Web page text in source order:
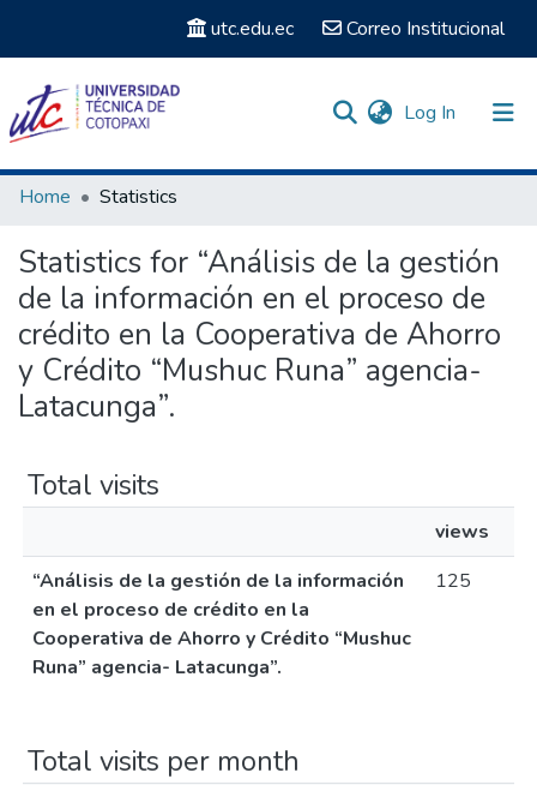
utc.edu.ec Correo Institucional
Log In (current)
Communities & Collections
Home Statistics
Statistics for “Análisis de la gestión
de la información en el proceso de
crédito en la Cooperativa de Ahorro
y Crédito “Mushuc Runa” agencia-
Latacunga”.
Total visits
views
“Análisis de la gestión de la información
en el proceso de crédito en la
Cooperativa de Ahorro y Crédito “Mushuc
Runa” agencia- Latacunga”.
125
Total visits per month